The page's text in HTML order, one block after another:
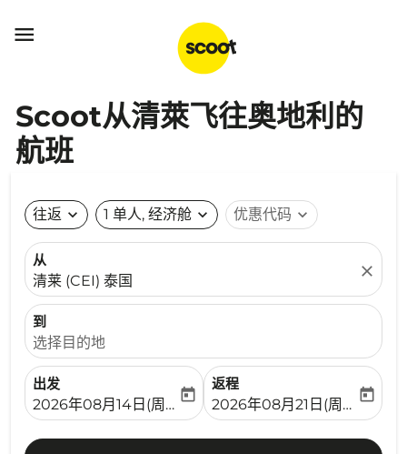

Scoot从清萊飞往奥地利的
航班
往返 expand_more 1 单人, 经济舱 expand_more 优惠代码 expand_more
从
清莱 (CEI) 泰国
close
到
选择目的地
出发
fc-booking-departure-date-aria-label
2026年08月14日(周五)
today
返程
fc-booking-return-date-
2026年08月21日(周五)
today